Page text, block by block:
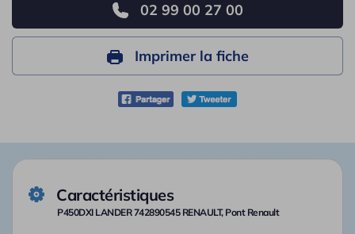
02 99 00 27 00
Imprimer la fiche
Caractéristiques
P450DXI LANDER 742890545 RENAULT, Pont Renault